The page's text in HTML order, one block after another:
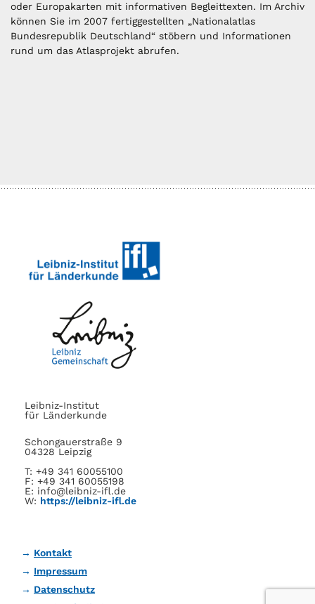
oder Europakarten mit informativen Begleittexten. Im Archiv
können Sie im 2007 fertiggestellten „Nationalatlas
Bundesrepublik Deutschland“ stöbern und Informationen
rund um das Atlasprojekt abrufen.
Leibniz-Institut
für Länderkunde
Schongauerstraße 9
04328 Leipzig
T: +49 341 60055100
F: +49 341 60055198
E: info@leibniz-ifl.de
W: https://leibniz-ifl.de
Kontakt
Impressum
Datenschutz